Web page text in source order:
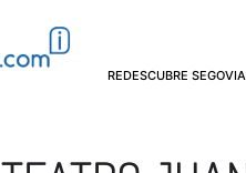
REDESCUBRE SEGOVIA